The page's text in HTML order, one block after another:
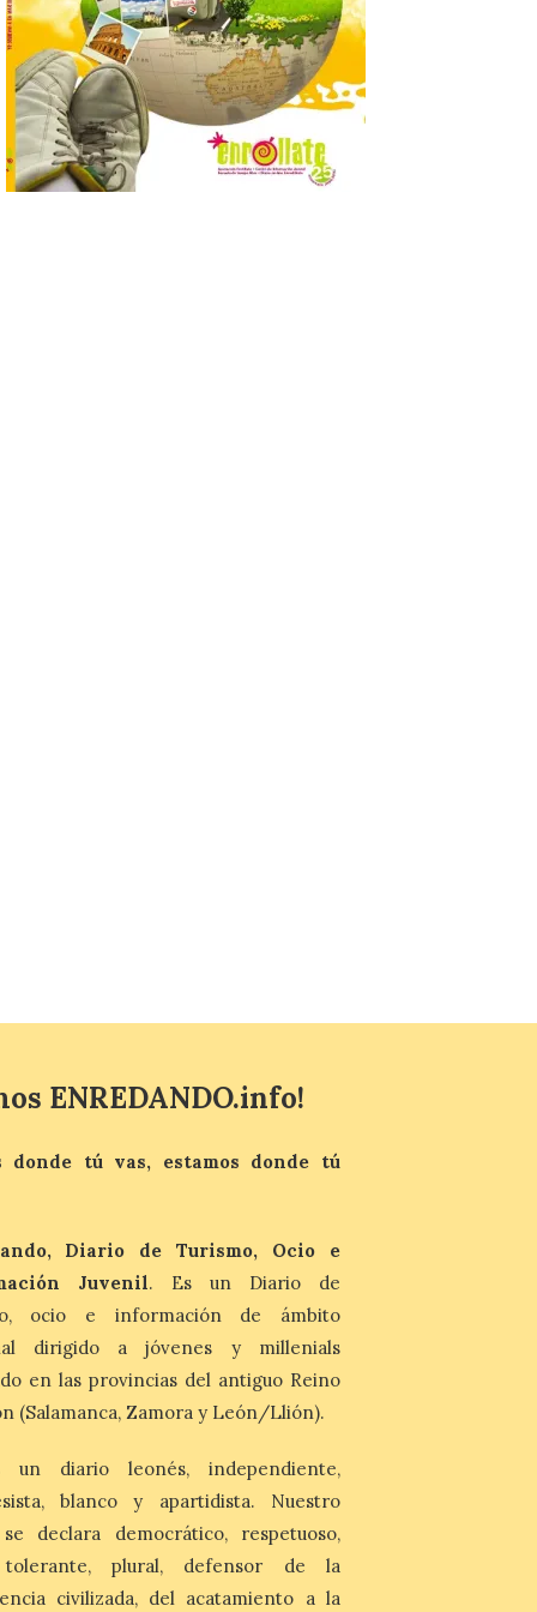
así localizar el lugar ideal
para observar el eclipse
solar del 12 de agosto de 2026 sin
obstáculos. El visor es una herramienta a
la […]
Paradores renueva su
compromiso con La Vuelta
mayor aumento en
auge de la demanda redefine la
planificación: reservas más anticipadas y
ENREDANDO.info!
donde tú vas, estamos donde tú
Diario de Turismo, Ocio e
Juvenil. Es un Diario de
ocio e información de ámbito
dirigido a jóvenes y millenials
en las provincias del antiguo Reino
(Salamanca, Zamora y León/Llión).
un diario leonés, independiente,
blanco y apartidista. Nuestro
declara democrático, respetuoso,
tolerante, plural, defensor de la
civilizada, del acatamiento a la